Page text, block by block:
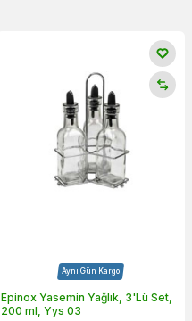
Aynı Gün Kargo
Epinox Yasemin Yağlık, 3'Lü Set,
200 ml, Yys 03